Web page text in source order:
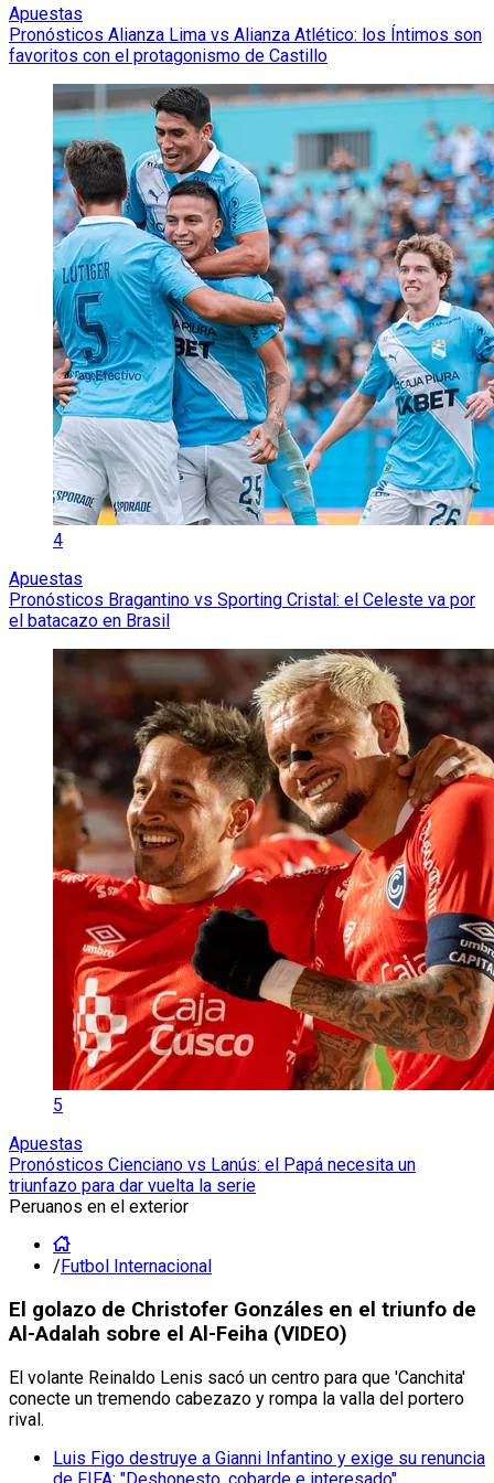
Apuestas
Pronósticos Alianza Lima vs Alianza Atlético: los Íntimos son
favoritos con el protagonismo de Castillo
4
Apuestas
Pronósticos Bragantino vs Sporting Cristal: el Celeste va por
el batacazo en Brasil
5
Apuestas
Pronósticos Cienciano vs Lanús: el Papá necesita un
triunfazo para dar vuelta la serie
Peruanos en el exterior
/ Futbol Internacional
El golazo de Christofer Gonzáles en el triunfo de
Al-Adalah sobre el Al-Feiha (VIDEO)
El volante Reinaldo Lenis sacó un centro para que 'Canchita'
conecte un tremendo cabezazo y rompa la valla del portero
rival.
Luis Figo destruye a Gianni Infantino y exige su renuncia